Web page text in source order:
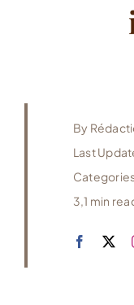
By
Last
3,1 min